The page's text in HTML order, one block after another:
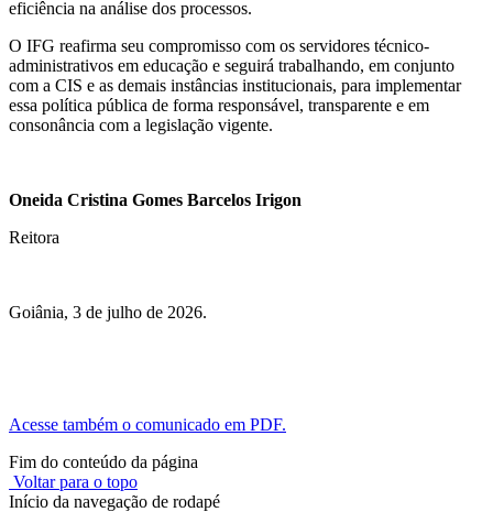
eficiência na análise dos processos.
O IFG reafirma seu compromisso com os servidores técnico-
administrativos em educação e seguirá trabalhando, em conjunto
com a CIS e as demais instâncias institucionais, para implementar
essa política pública de forma responsável, transparente e em
consonância com a legislação vigente.
Oneida Cristina Gomes Barcelos Irigon
Reitora
Goiânia, 3 de julho de 2026.
Acesse também o comunicado em PDF.
Fim do conteúdo da página
Voltar para o topo
Início da navegação de rodapé